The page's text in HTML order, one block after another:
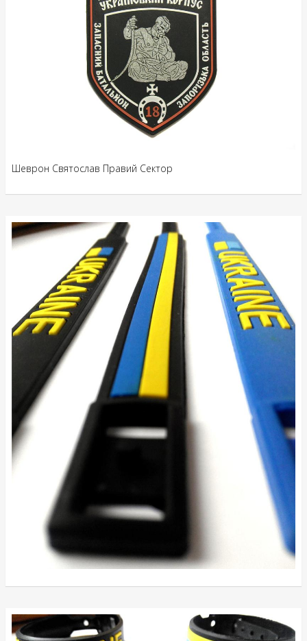
Шеврон Святослав Правий Сектор